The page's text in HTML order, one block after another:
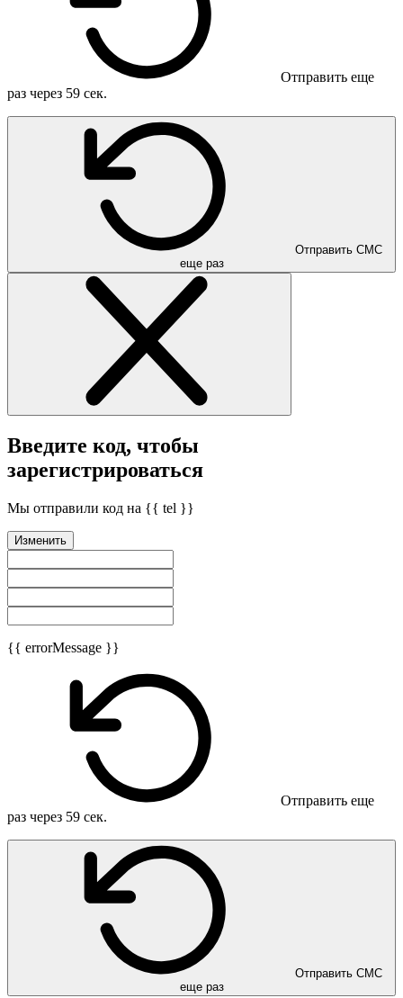
Отправить еще
раз через 59 сек.
еще раз
Введите код, чтобы
зарегистрироваться
Мы отправили код на {{ tel }}
Изменить
{{ errorMessage }}
Отправить еще
раз через 59 сек.
еще раз